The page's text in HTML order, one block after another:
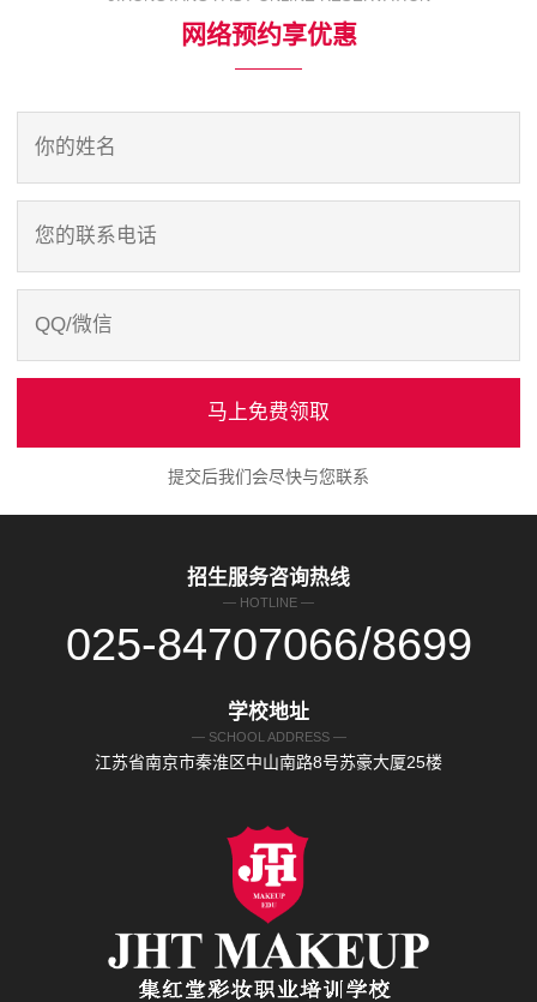
网络预约享优惠
马上免费领取
提交后我们会尽快与您联系
招生服务咨询热线
— HOTLINE —
025-84707066/8699
学校地址
— SCHOOL ADDRESS —
江苏省南京市秦淮区中山南路8号苏豪大厦25楼